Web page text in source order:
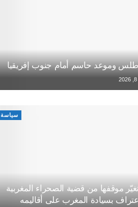
وموعد حاسم أمام جنوب إفريقيا
سياسة
تغيّر موقفها من قضية الصحراء المغربية
بسيادة المغرب على أقاليمه